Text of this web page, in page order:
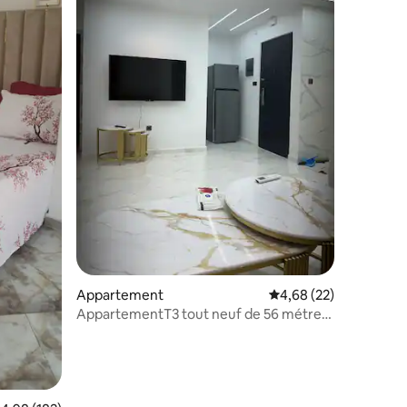
: 5 sur 5
Appartement Évaluation moyenne
4,68 (22)
AppartementT3 tout neuf de 56 métre